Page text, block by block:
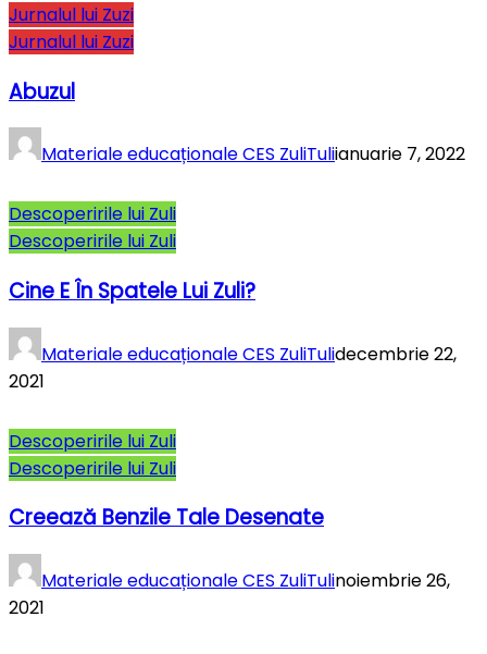
Jurnalul lui Zuzi
Jurnalul lui Zuzi
Abuzul
Materiale educaționale CES ZuliTuliianuarie 7, 2022
Descoperirile lui Zuli
Descoperirile lui Zuli
Cine E În Spatele Lui Zuli?
Materiale educaționale CES ZuliTulidecembrie 22,
2021
Descoperirile lui Zuli
Descoperirile lui Zuli
Creează Benzile Tale Desenate
Materiale educaționale CES ZuliTulinoiembrie 26,
2021